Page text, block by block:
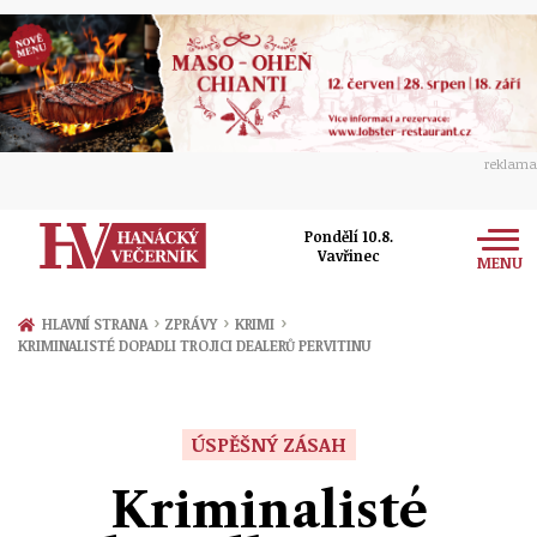
reklama
Pondělí 10.8.
Vavřinec
MENU
Zprávy
Ekonomika
HLAVNÍ STRANA › ZPRÁVY › KRIMI ›
KRIMINALISTÉ DOPADLI TROJICI DEALERŮ PERVITINU
ÚSPĚŠNÝ ZÁSAH
Kriminalisté